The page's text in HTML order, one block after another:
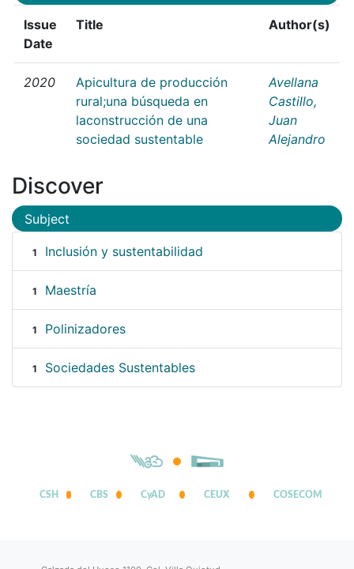
Issue
Date
Title Author(s)
2020
Apicultura de producción
rural;una búsqueda en
laconstrucción de una
sociedad sustentable
Avellana
Castillo,
Juan
Alejandro
Discover
Subject
1 Inclusión y sustentabilidad
1 Maestría
1 Polinizadores
1 Sociedades Sustentables
CSH CBS CyAD CEUX COSECOM